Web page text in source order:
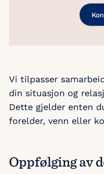
Vi tilpasser
din situasjon og
Dette gjelder enten
forelder, venn eller
Oppfølging av